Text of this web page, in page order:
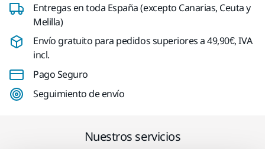
Entregas en toda España (excepto Canarias, Ceuta y
Melilla)
Envío gratuito para pedidos superiores a 49,90€, IVA
incl.
Pago Seguro
Seguimiento de envío
Nuestros servicios